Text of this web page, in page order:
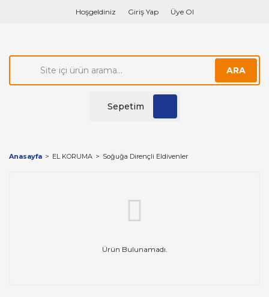
Hoşgeldiniz Giriş Yap Üye Ol
ARA
Sepetim
Anasayfa EL KORUMA Soğuğa Dirençli Eldivenler
Ürün Bulunamadı.